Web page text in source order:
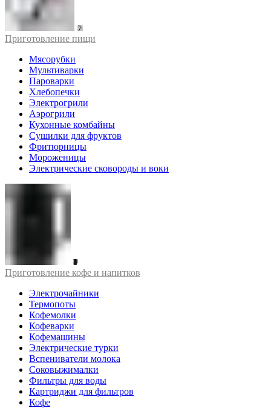
Приготовление пищи
Мясорубки
Мультиварки
Пароварки
Хлебопечки
Электрогрили
Аэрогрили
Кухонные комбайны
Сушилки для фруктов
Фритюрницы
Мороженицы
Электрические сковороды и воки
Приготовление кофе и напитков
Электрочайники
Термопоты
Кофемолки
Кофеварки
Кофемашины
Электрические турки
Вспениватели молока
Соковыжималки
Фильтры для воды
Картриджи для фильтров
Кофе